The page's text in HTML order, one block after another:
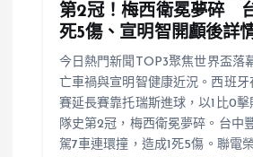
第2冠！梅西衛冕夢碎
死5傷、宣明智開顱後詳
今日熱門新聞TOP3聚焦世界盃落
亡車禍與宣明智健康近況。西班
賽延長賽靠托瑞斯進球，以1比0
隊史第2冠，梅西衛冕夢碎。台中
駕7車連環撞，造成1死5傷。聯電